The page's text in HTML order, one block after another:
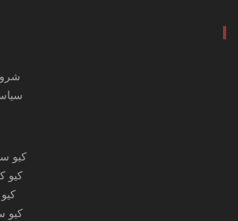
كيو
كيو
كيو